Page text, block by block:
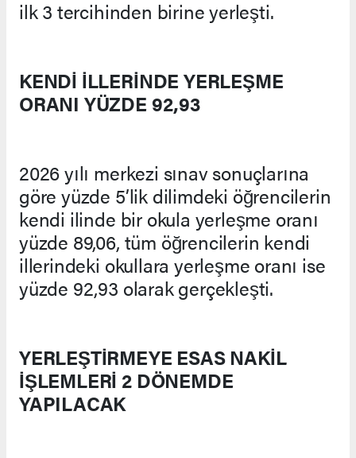
ilk 3 tercihinden birine yerleşti.
KENDİ İLLERİNDE YERLEŞME
ORANI YÜZDE 92,93
2026 yılı merkezi sınav sonuçlarına
göre yüzde 5’lik dilimdeki öğrencilerin
kendi ilinde bir okula yerleşme oranı
yüzde 89,06, tüm öğrencilerin kendi
illerindeki okullara yerleşme oranı ise
yüzde 92,93 olarak gerçekleşti.
YERLEŞTİRMEYE ESAS NAKİL
İŞLEMLERİ 2 DÖNEMDE
YAPILACAK